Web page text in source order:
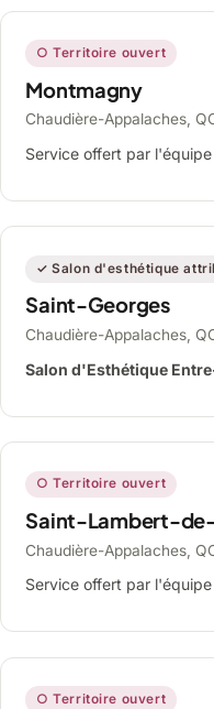
○ Territoire ouvert
Montmagny
Chaudière-Appalaches,
Service offert par
✓ Salon d'esthétique
Saint-Georges
Chaudière-Appalaches,
Salon d'Esthétique
○ Territoire ouvert
Saint-Lambert-
Chaudière-Appalaches,
Service offert par
○ Territoire ouvert